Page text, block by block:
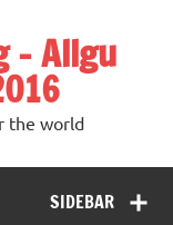
– Allgu
the world
SIDEBAR